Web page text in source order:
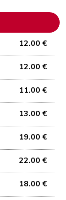
12.00 €
12.00 €
11.00 €
13.00 €
19.00 €
22.00 €
18.00 €